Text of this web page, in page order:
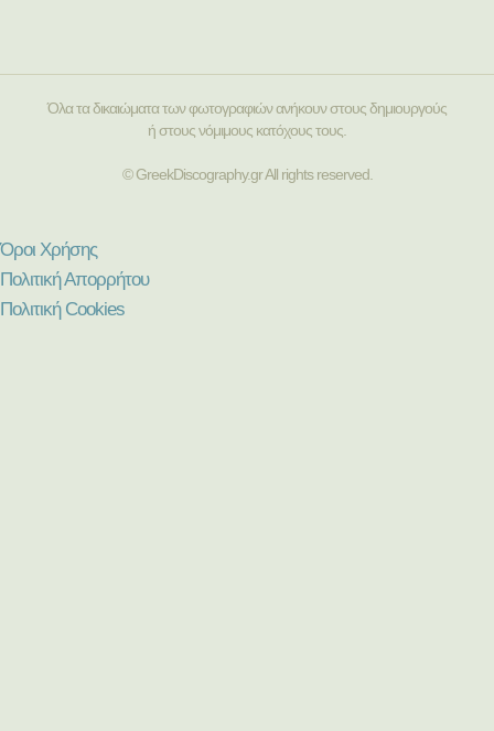
Όλα τα δικαιώματα των φωτογραφιών ανήκουν στους δημιουργούς
ή στους νόμιμους κατόχους τους.
© GreekDiscography.gr All rights reserved.
Όροι Χρήσης
Πολιτική Απορρήτου
Πολιτική Cookies